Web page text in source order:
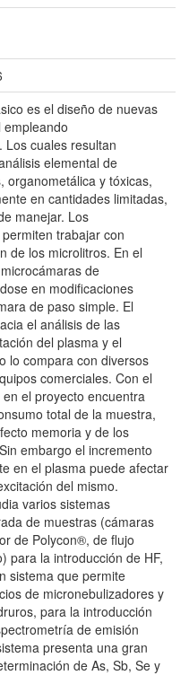
es el diseño de nuevas
Los cuales resultan
elemental de
organometálica y tóxicas,
en cantidades limitadas,
manejar. Los
trabajar con
de los microlitros. En el
de
en modificaciones
de paso simple. El
el análisis de las
del plasma y el
lo compara con diversos
comerciales. Con el
el proyecto encuentra
total de la muestra,
memoria y de los
embargo el incremento
en el plasma puede afectar
del mismo.
varios sistemas
de muestras (cámaras
de Polycon®, de flujo
para la introducción de HF,
sistema que permite
de micronebulizadores y
para la introducción
de emisión
presenta una gran
de As, Sb, Se y